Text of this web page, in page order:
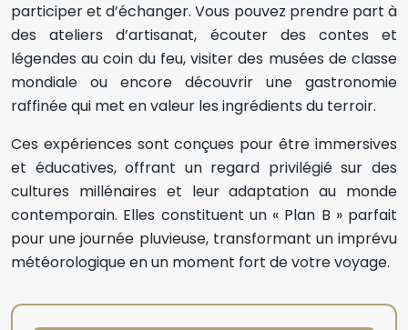
participer et d’échanger. Vous pouvez prendre part à
des ateliers d’artisanat, écouter des contes et
légendes au coin du feu, visiter des musées de classe
mondiale ou encore découvrir une gastronomie
raffinée qui met en valeur les ingrédients du terroir.
Ces expériences sont conçues pour être immersives
et éducatives, offrant un regard privilégié sur des
cultures millénaires et leur adaptation au monde
contemporain. Elles constituent un « Plan B » parfait
pour une journée pluvieuse, transformant un imprévu
météorologique en un moment fort de votre voyage.